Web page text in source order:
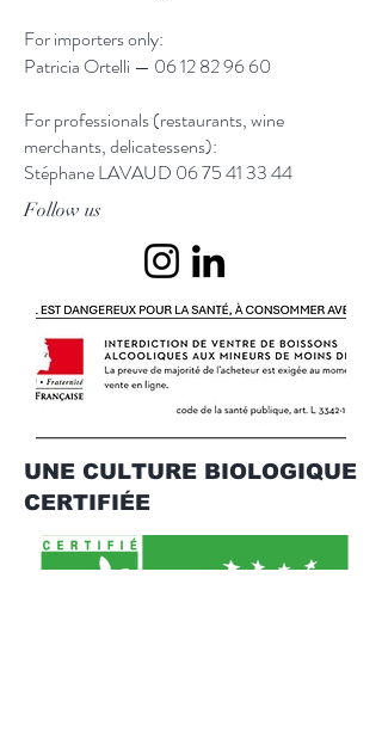
For importers only:
Patricia Ortelli — 06 12 82 96 60
For professionals (restaurants, wine
merchants, delicatessens):
Stéphane LAVAUD 06 75 41 33 44
Follow us
UNE CULTURE BIOLOGIQUE
CERTIFIÉE